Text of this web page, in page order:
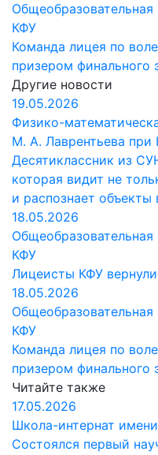
КФУ
Команда лицея по
призером финального
Другие новости
19.05.2026
Физико-
М. А. Лаврентьева при
Десятиклассник из
которая видит не
и распознает объекты
18.05.2026
КФУ
Лицеисты КФУ
18.05.2026
КФУ
Команда лицея по
призером финального
Читайте также
17.05.2026
Школа-интернат
Состоялся первый